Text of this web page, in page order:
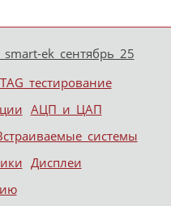
тестирование
АЦП и ЦАП
системы
Дисплеи